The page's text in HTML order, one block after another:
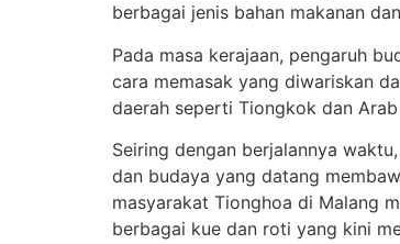
berbagai jenis bahan makanan
Pada masa kerajaan, pengaruh
cara memasak yang diwariskan
daerah seperti Tiongkok dan
Seiring dengan berjalannya
dan budaya yang datang
masyarakat Tionghoa di Malang
berbagai kue dan roti yang kini